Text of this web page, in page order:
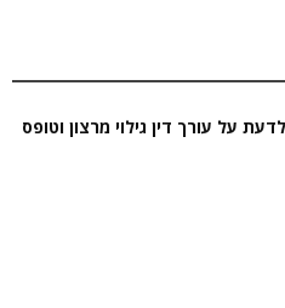
על עורך דין גילוי מרצון וטופס